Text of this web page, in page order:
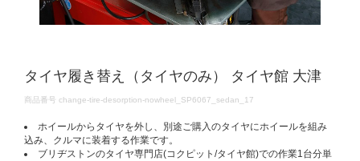
タイヤ履き替え（タイヤのみ） タイヤ館 大津
DETAILS
商品番号 change-tire-desorption-nowheel_SP6067_sedan_17
ホイールからタイヤを外し、別途ご購入のタイヤにホイールを組み
込み、クルマに装着する作業です。
ブリヂストンのタイヤ専門店(コクピット/タイヤ館)での作業1台分単